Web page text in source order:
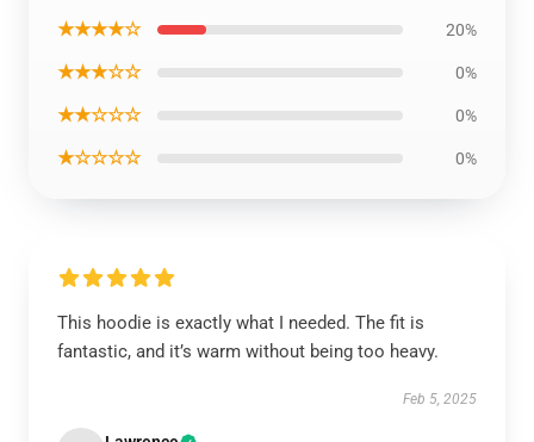
★★★★☆ 20%
★★★☆☆ 0%
★★☆☆☆ 0%
★☆☆☆☆ 0%
This hoodie is exactly what I needed. The fit is
fantastic, and it’s warm without being too heavy.
Feb 5, 2025